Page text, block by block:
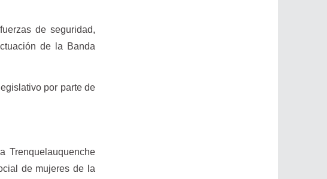
de seguridad,
de la Banda
por parte de
Trenquelauquenche
de mujeres de la